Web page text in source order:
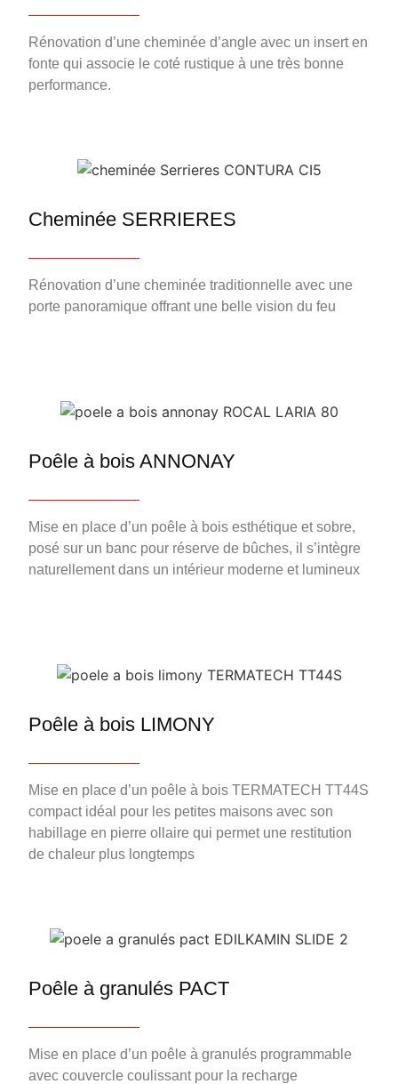
Rénovation d’une cheminée d’angle avec un insert en
fonte qui associe le coté rustique à une très bonne
performance.
Cheminée SERRIERES
Rénovation d’une cheminée traditionnelle avec une
porte panoramique offrant une belle vision du feu
Poêle à bois ANNONAY
Mise en place d’un poêle à bois esthétique et sobre,
posé sur un banc pour réserve de bûches, il s’intègre
naturellement dans un intérieur moderne et lumineux
Poêle à bois LIMONY
Mise en place d’un poêle à bois TERMATECH TT44S
compact idéal pour les petites maisons avec son
habillage en pierre ollaire qui permet une restitution
de chaleur plus longtemps
Poêle à granulés PACT
Mise en place d’un poêle à granulés programmable
avec couvercle coulissant pour la recharge